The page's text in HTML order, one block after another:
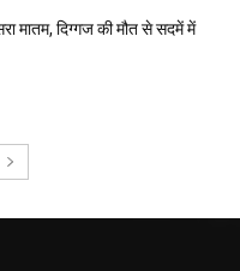
मातम, दिग्गज की मौत से सदमें में